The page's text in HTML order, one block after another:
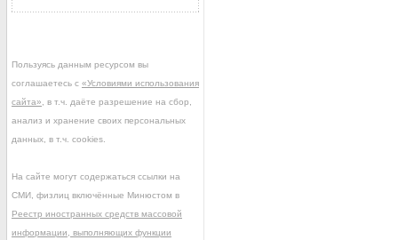
Пользуясь данным ресурсом вы
соглашаетесь с «Условиями использования
сайта» , в т.ч. даёте разрешение на сбор,
анализ и хранение своих персональных
данных, в т.ч. cookies.
На сайте могут содержаться ссылки на
СМИ, физлиц включённые Минюстом в
Реестр иностранных средств массовой
информации, выполняющих функции